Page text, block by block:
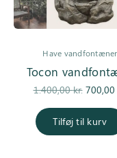
Have vandfontæner
Tocon
1.400,00kr.
pris
700,00
Tilføj til kurv